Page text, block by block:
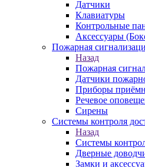
Датчики
Клавиатуры
Контрольные
Аксессуары
Пожарная
Назад
Пожарная
Датчики
Приборы
Речевое
Сирены
Системы контроля
Назад
Системы
Дверные
Замки и